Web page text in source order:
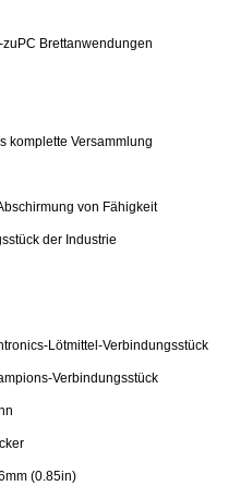
Brettanwendungen
komplette Versammlung
von Fähigkeit
der Industrie
Lötmittel-Verbindungsstück
Verbindungsstück
(0.85in)